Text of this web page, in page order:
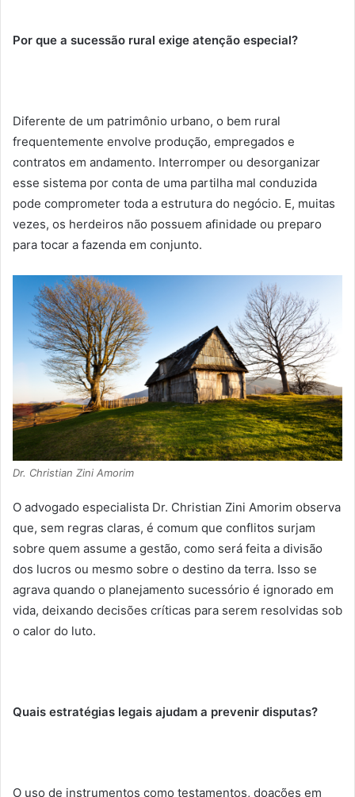
Por que a sucessão rural exige atenção especial?
Diferente de um patrimônio urbano, o bem rural
frequentemente envolve produção, empregados e
contratos em andamento. Interromper ou desorganizar
esse sistema por conta de uma partilha mal conduzida
pode comprometer toda a estrutura do negócio. E, muitas
vezes, os herdeiros não possuem afinidade ou preparo
para tocar a fazenda em conjunto.
Dr. Christian Zini Amorim
O advogado especialista Dr. Christian Zini Amorim observa
que, sem regras claras, é comum que conflitos surjam
sobre quem assume a gestão, como será feita a divisão
dos lucros ou mesmo sobre o destino da terra. Isso se
agrava quando o planejamento sucessório é ignorado em
vida, deixando decisões críticas para serem resolvidas sob
o calor do luto.
Quais estratégias legais ajudam a prevenir disputas?
O uso de instrumentos como testamentos, doações em